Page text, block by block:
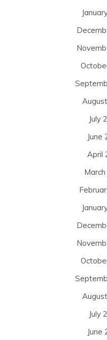
July
June
April
July
June